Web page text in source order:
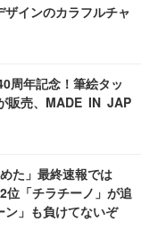
ザインのカラフルチャ
周年記念！筆絵タッ
販売、MADE IN JAP
た」最終速報では
位「チラチーノ」が追
」も負けてないぞ